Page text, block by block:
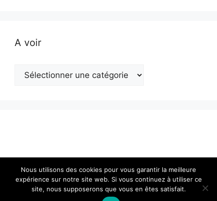
A voir
voir
© 2026 Actualité en Franche-Comté• Construit avec
Nous utilisons des cookies pour vous garantir la meilleure
expérience sur notre site web. Si vous continuez à utiliser ce
site, nous supposerons que vous en êtes satisfait.